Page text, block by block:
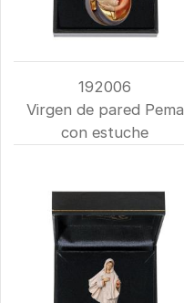
192006
Virgen de pared Pema
con estuche